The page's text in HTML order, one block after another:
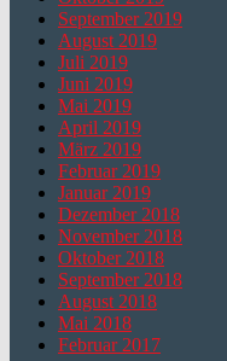
September 2019
August 2019
Juli 2019
Juni 2019
Mai 2019
April 2019
März 2019
Februar 2019
Januar 2019
Dezember 2018
November 2018
Oktober 2018
September 2018
August 2018
Mai 2018
Februar 2017